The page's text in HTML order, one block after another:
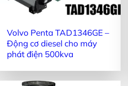
Volvo Penta TAD1346GE –
Động cơ diesel cho máy
phát điện 500kva